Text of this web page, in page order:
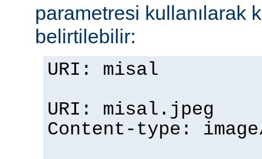
parametresi kullanılarak
belirtilebilir:
URI: misal
URI: misal.jpeg
Content-type: